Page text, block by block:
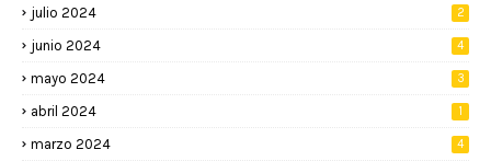
julio 2024 2
junio 2024 4
mayo 2024 3
abril 2024 1
marzo 2024 4